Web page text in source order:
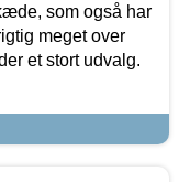
som også har
meget over
et stort udvalg.